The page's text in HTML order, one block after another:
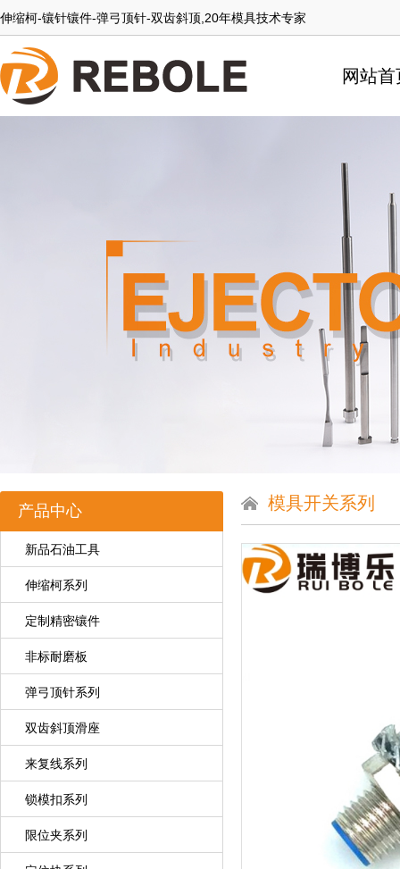
伸缩柯-镶针镶件-弹弓顶针-双齿斜顶,20年模具技术专家
网站首
产品中心
新品石油工具
伸缩柯系列
定制精密镶件
非标耐磨板
弹弓顶针系列
双齿斜顶滑座
来复线系列
锁模扣系列
限位夹系列
模具开关系列